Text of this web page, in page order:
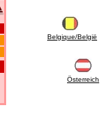
Belgique/België
Österreich